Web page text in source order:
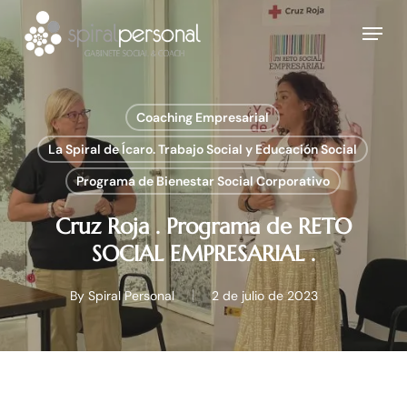
main
content
Menu
Coaching Empresarial
La Spiral de Ícaro. Trabajo Social y Educación Social
Programa de Bienestar Social Corporativo
Cruz Roja . Programa de RETO
SOCIAL EMPRESARIAL .
By Spiral Personal 2 de julio de 2023